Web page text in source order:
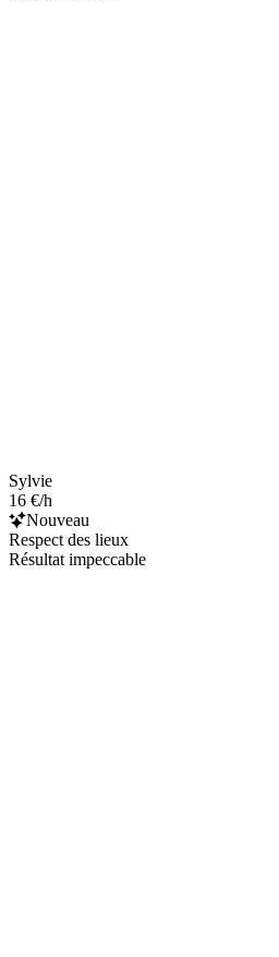
Sylvie
16 €/h
Nouveau
Respect des lieux
Résultat impeccable